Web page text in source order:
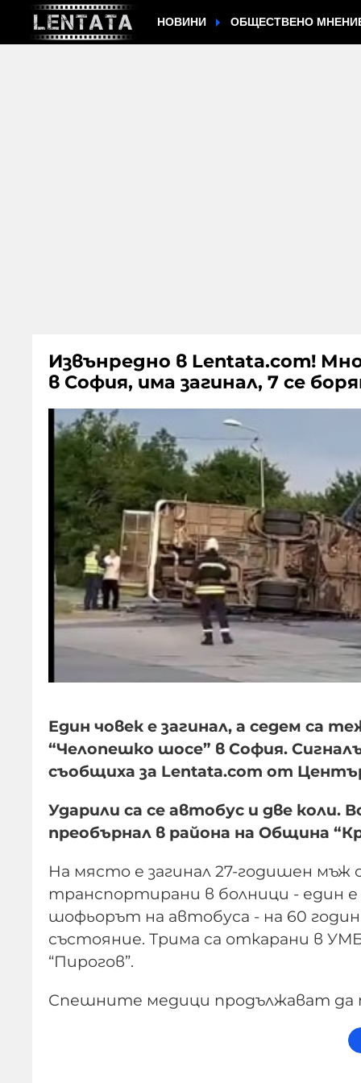
НОВИНИ ОБЩЕСТВЕНО
Извънредно в Lentata.com!
в София, има загинал, 7 се
Един човек е загинал, а седем са
“Челопешко шосе” в София.
съобщиха за Lentata.com от
Ударили са се автобус и две коли.
преобърнал в района на Община
На място е загинал 27-годишен
транспортирани в болници - един
шофьорът на автобуса - на 60
състояние. Трима са откарани в
“Пирогов”.
Спешните медици продължават да